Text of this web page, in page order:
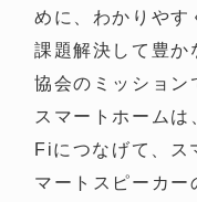
めに、わかりやす
課題解決して豊か
協会のミッション
スマートホーム
Fiにつなげて、ス
マートスピーカー